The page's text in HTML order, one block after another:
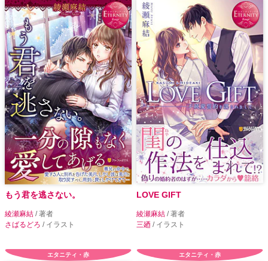
もう君を逃さない。
綾瀬麻結 / 著者
さばるどろ / イラスト
LOVE GIFT
綾瀬麻結 / 著者
三廼 / イラスト
エタニティ・赤 エタニティ・赤